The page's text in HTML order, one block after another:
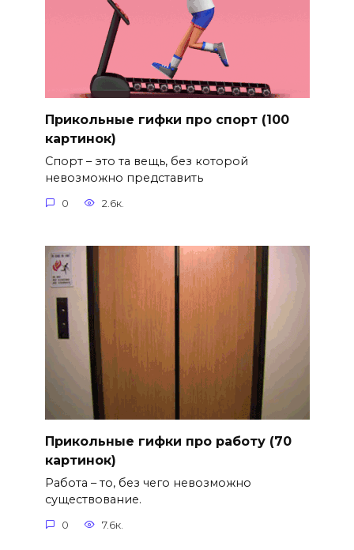
Прикольные гифки про спорт (100
картинок)
Спорт – это та вещь, без которой
невозможно представить
0 2.6к.
Прикольные гифки про работу (70
картинок)
Работа – то, без чего невозможно
существование.
0 7.6к.